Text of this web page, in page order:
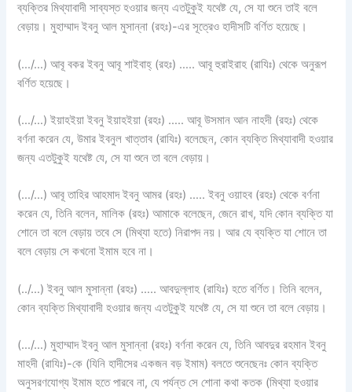
ব্যক্তির মিথ্যাবাদী সাব্যস্ত হওয়ার জন্য এতটুকুই যথেষ্ট যে, সে যা শুনে তাই বলে
বেড়ায়। মুহাম্মাদ ইবনু আল মুসান্না (রহঃ)-এর সূত্রেও হাদীসটি বর্ণিত হয়েছে।
(…/…) আবূ বকর ইবনু আবূ শাইবাহ্ (রহঃ) ….. আবূ হুরাইরাহ (রাযিঃ) থেকে অনুরূপ
বর্ণিত হয়েছে।
(…/…) ইয়াহইয়া ইবনু ইয়াহইয়া (রহঃ) ….. আবূ উসমান আন নাহদী (রহঃ) থেকে
বর্ণনা করেন যে, উমার ইবনুল খাত্তাব (রাযিঃ) বলেছেন, কোন ব্যক্তি মিথ্যাবাদী হওয়ার
জন্য এতটুকুই যথেষ্ট যে, সে যা শুনে তা বলে বেড়ায়।
(…/…) আবূ তাহির আহমাদ ইবনু আমর (রহঃ) ….. ইবনু ওয়াহব (রহঃ) থেকে বর্ণনা
করেন যে, তিনি বলেন, মালিক (রহঃ) আমাকে বলেছেন, জেনে রাখ, যদি কোন ব্যক্তি যা
শোনে তা বলে বেড়ায় তবে সে (মিথ্যা হতে) নিরাপদ নয়। আর যে ব্যক্তি যা শোনে তা
বলে বেড়ায় সে কখনো ইমাম হবে না।
(../…) ইবনু আল মুসান্না (রহঃ) ….. আবদুল্লাহ (রাযিঃ) হতে বর্ণিত। তিনি বলেন,
কোন ব্যক্তি মিথ্যাবাদী হওয়ার জন্য এতটুকুই যথেষ্ট যে, সে যা শুনে তা বলে বেড়ায়।
(…/…) মুহাম্মাদ ইবনু আল মুসান্না (রহঃ) বর্ণনা করেন যে, তিনি আবদুর রহমান ইবনু
মাহদী (রাযিঃ)-কে (যিনি হাদীসের একজন বড় ইমাম) বলতে শুনেছেনঃ কোন ব্যক্তি
অনুসরণযোগ্য ইমাম হতে পারবে না, যে পর্যন্ত সে শোনা কথা কতক (মিথ্যা হওয়ার